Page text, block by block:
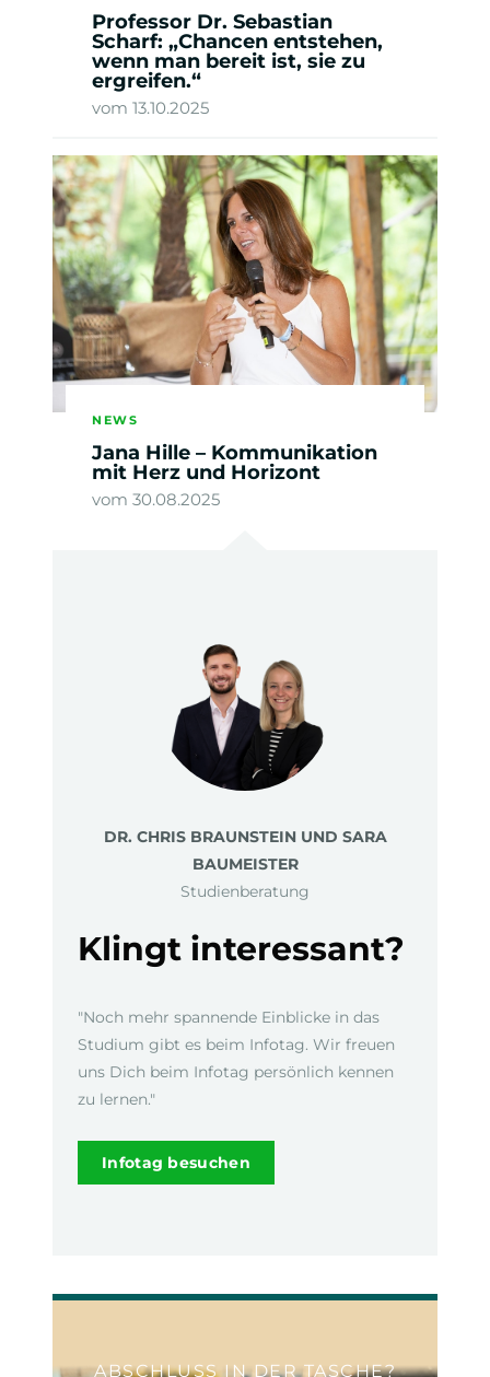
Professor Dr. Sebastian
Scharf: „Chancen entstehen,
wenn man bereit ist, sie zu
ergreifen.“
vom 13.10.2025
NEWS
Jana Hille – Kommunikation
mit Herz und Horizont
vom 30.08.2025
DR. CHRIS BRAUNSTEIN UND SARA
BAUMEISTER
Studienberatung
Klingt interessant?
"Noch mehr spannende Einblicke in das
Studium gibt es beim Infotag. Wir freuen
uns Dich beim Infotag persönlich kennen
zu lernen."
Infotag besuchen
ABSCHLUSS IN DER TASCHE?